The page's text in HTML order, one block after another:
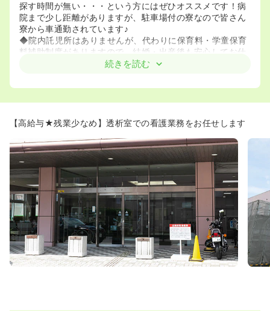
探す時間が無い・・・という方にはぜひオススメです！病
院まで少し距離がありますが、駐車場付の寮なので皆さん
寮から車通勤されています♪
◆院内託児所はありませんが、代わりに保育料・学童保育
料補助制度がありますので、結婚・出産後も安心してお仕
事していただけます♪ママさんナースが多い職場なので、仕
ます。
◆一般病棟は整形外科と内科の2チーム制。整形では特に
がいる病院です！市内の急性期病院や大学病院からの紹介
でオペをするなど、脊椎の治療に関しては県内でも有数の
医療機関です！
◆内科では地域の病院として高齢者の内科全般を受け入れ
るとともに、循環器・糖尿病・腎臓内科などの領域で専門
性の高い医療を提供しています。
◆2015年5月には回復期病棟が開設され、同8月には介護
療養病棟が医療療養病棟に変更されました。急性期・回復
期・療養まで、ひとつの病院で幅広い看護が学べるのも同
院の魅力です♪
≪プライベートとの両立の出来る職場環境です≫
続きを読む
【高給与★残業少なめ】透析室での看護業務をお任せします